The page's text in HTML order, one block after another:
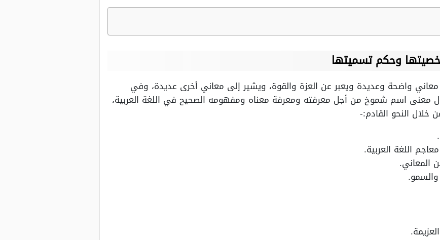
وحكم تسميتها
واضحة وعديدة ويعبر عن العزة والقوة، ويشير إلى معاني أخرى عديدة، وفي
معنى اسم شموخ من أجل معرفته ومعرفة معناه ومفهومه الصحيح في اللغة العربية،
النحو القادم:-
اللغة العربية.
المعاني.
والسمو.